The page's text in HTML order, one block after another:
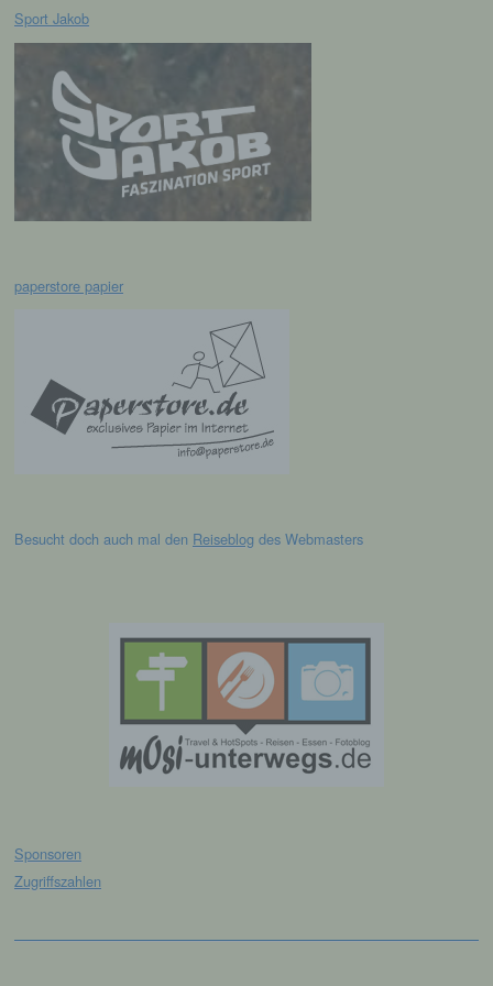
Sport Jakob
paperstore papier
Besucht doch auch mal den Reiseblog des Webmasters
Sponsoren
Zugriffszahlen
darin besteht, dass diese
personenbezogenen Daten verwendet
die sich auf eine natürliche Person beziehen,
zu bewerten, insbesondere, um Aspekte
bezüglich Arbeitsleistung, wirtschaftlicher
Lage, Gesundheit, persönlicher Vorlieben,
Interessen, Zuverlässigkeit, Verhalten,
Aufenthaltsort oder Ortswechsel dieser
natürlichen Person zu analysieren oder
Pseudonymisierung ist die Verarbeitung
personenbezogener Daten in einer Weise,
auf welche die personenbezogenen Daten
ohne Hinzuziehung zusätzlicher
Informationen nicht mehr einer spezifischen
betroffenen Person zugeordnet werden
Maßnahmen unterliegen, die gewährleisten,
g) Verantwortlicher oder für die
Verarbeitung Verantwortlicher
Verantwortlicher oder für die Verarbeitung
Verantwortlicher ist die natürliche oder
Sind die Zwecke und Mittel dieser
so kann der Verantwortliche